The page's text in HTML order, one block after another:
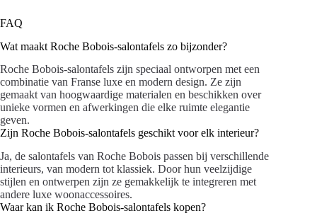
FAQ
Wat maakt Roche Bobois-salontafels zo bijzonder?
Roche Bobois-salontafels zijn speciaal ontworpen met een
combinatie van Franse luxe en modern design. Ze zijn
gemaakt van hoogwaardige materialen en beschikken over
unieke vormen en afwerkingen die elke ruimte elegantie
geven.
Zijn Roche Bobois-salontafels geschikt voor elk interieur?
Ja, de salontafels van Roche Bobois passen bij verschillende
interieurs, van modern tot klassiek. Door hun veelzijdige
stijlen en ontwerpen zijn ze gemakkelijk te integreren met
andere luxe woonaccessoires.
Waar kan ik Roche Bobois-salontafels kopen?